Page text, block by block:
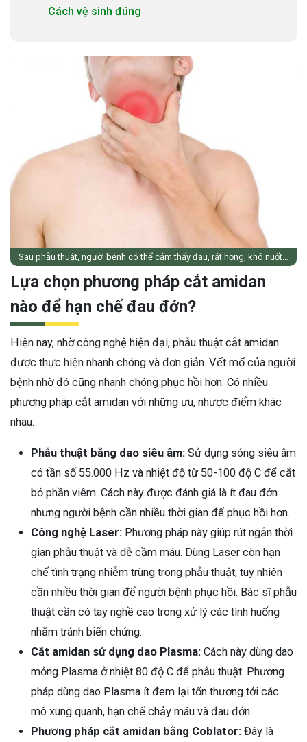
Cách vệ sinh đúng
Sau phẫu thuật, người bệnh có thể cảm thấy đau, rát họng, khó nuốt…
Lựa chọn phương pháp cắt amidan
nào để hạn chế đau đớn?
Hiện nay, nhờ công nghệ hiện đại, phẫu thuật cắt amidan
được thực hiện nhanh chóng và đơn giản. Vết mổ của người
bệnh nhờ đó cũng nhanh chóng phục hồi hơn. Có nhiều
phương pháp cắt amidan với những ưu, nhược điểm khác
nhau:
Phẫu thuật bằng dao siêu âm: Sử dụng sóng siêu âm
có tần số 55.000 Hz và nhiệt độ từ 50-100 độ C để cắt
bỏ phần viêm. Cách này được đánh giá là ít đau đớn
nhưng người bệnh cần nhiều thời gian để phục hồi hơn.
Công nghệ Laser: Phương pháp này giúp rút ngắn thời
gian phẫu thuật và dễ cầm máu. Dùng Laser còn hạn
chế tình trạng nhiễm trùng trong phẫu thuật, tuy nhiên
cần nhiều thời gian để người bệnh phục hồi. Bác sĩ phẫu
thuật cần có tay nghề cao trong xử lý các tình huống
nhằm tránh biến chứng.
Cắt amidan sử dụng dao Plasma: Cách này dùng dao
mỏng Plasma ở nhiệt 80 độ C để phẫu thuật. Phương
pháp dùng dao Plasma ít đem lại tổn thương tới các
mô xung quanh, hạn chế chảy máu và đau đớn.
Phương pháp cắt amidan bằng Coblator: Đây là